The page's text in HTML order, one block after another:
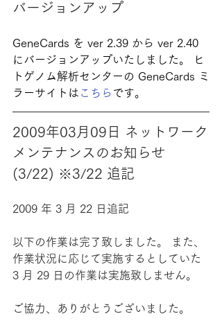
バージョンアップ
GeneCards を ver 2.39 から ver 2.40
にバージョンアップいたしました。 ヒ
トゲノム解析センターの GeneCards ミ
ラーサイトは こちら です。
2009年03月09日 ネットワーク
メンテナンスのお知らせ
(3/22) ※3/22 追記
2009 年 3 月 22 日追記
以下の作業は完了致しました。 また、
作業状況に応じて実施するとしていた
3 月 29 日の作業は実施致しません。
ご協力、ありがとうございました。